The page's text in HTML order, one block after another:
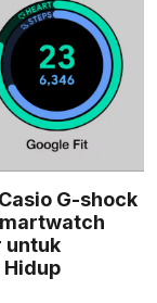
G-shock
untuk